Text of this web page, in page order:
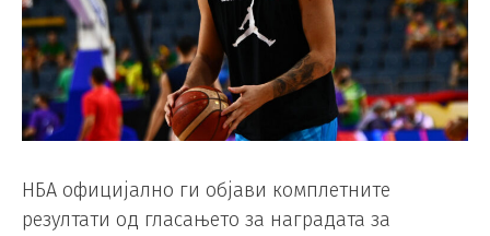
НБА официјално ги објави комплетните
резултати од гласањето за наградата за